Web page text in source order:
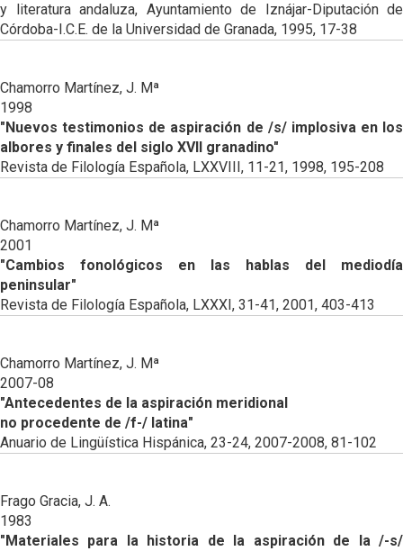
y literatura andaluza, Ayuntamiento de Iznájar-Diputación de
Córdoba-I.C.E. de la Universidad de Granada, 1995, 17-38
Chamorro Martínez, J. Mª
1998
"Nuevos testimonios de aspiración de /s/ implosiva en los
albores y finales del siglo XVII granadino"
Revista de Filología Española, LXXVIII, 11-21, 1998, 195-208
Chamorro Martínez, J. Mª
2001
"Cambios fonológicos en las hablas del mediodía
peninsular"
Revista de Filología Española, LXXXI, 31-41, 2001, 403-413
Chamorro Martínez, J. Mª
2007-08
"Antecedentes de la aspiración meridional
no procedente de /f-/ latina"
Anuario de Lingüística Hispánica, 23-24, 2007-2008, 81-102
Frago Gracia, J. A.
1983
"Materiales para la historia de la aspiración de la /-s/